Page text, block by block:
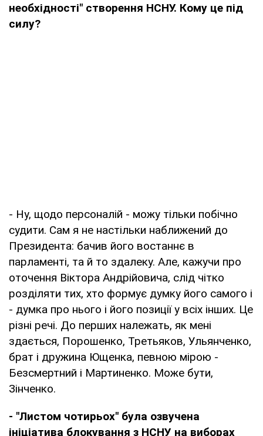
необхідності" створення НСНУ. Кому це під
силу?
- Ну, щодо персоналій - можу тільки побічно
судити. Сам я не настільки наближений до
Президента: бачив його востаннє в
парламенті, та й то здалеку. Але, кажучи про
оточення Віктора Андрійовича, слід чітко
розділяти тих, хто формує думку його самого і
- думка про нього і його позиції у всіх інших. Це
різні речі. До перших належать, як мені
здається, Порошенко, Третьяков, Ульянченко,
брат і дружина Ющенка, певною мірою -
Безсмертний і Мартиненко. Може бути,
Зінченко.
- "Листом чотирьох" була озвучена
ініціатива блокування з НСНУ на виборах